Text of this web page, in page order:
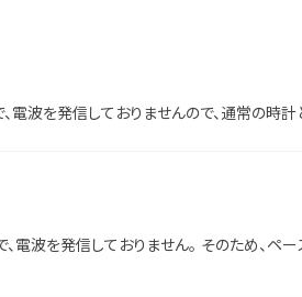
波を発信しておりませんので、通常の時計
波を発信しておりません。 そのため、ペ